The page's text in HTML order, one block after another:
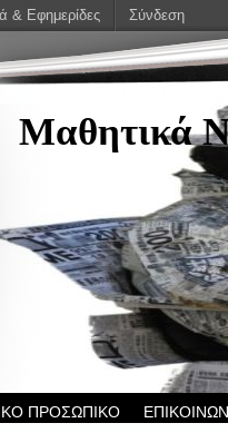
Μαθητικά
ΠΡΟΣΩΠΙΚΟ
& Εφημερίδες Σύνδεση